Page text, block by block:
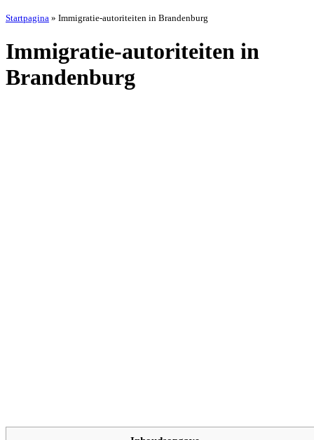
Startpagina » Immigratie-autoriteiten in Brandenburg
Immigratie-autoriteiten in
Brandenburg